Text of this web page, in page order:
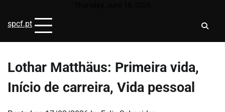
content
spcf.pt
Lothar Matthäus: Primeira vida,
Início de carreira, Vida pessoal